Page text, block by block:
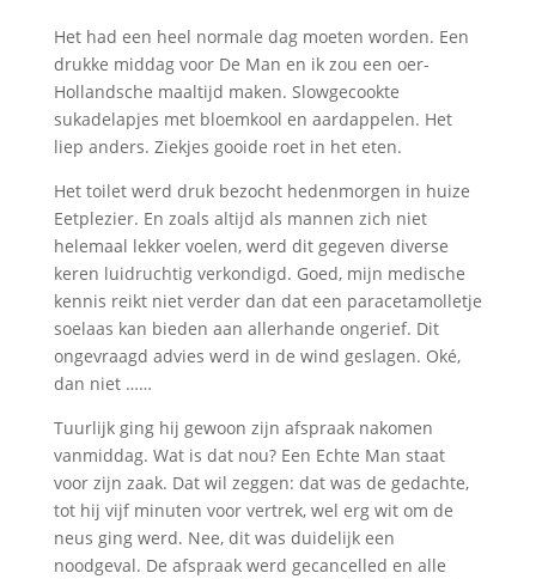
Het had een heel normale dag moeten worden. Een
drukke middag voor De Man en ik zou een oer-
Hollandsche maaltijd maken. Slowgecookte
sukadelapjes met bloemkool en aardappelen. Het
liep anders. Ziekjes gooide roet in het eten.
Het toilet werd druk bezocht hedenmorgen in huize
Eetplezier. En zoals altijd als mannen zich niet
helemaal lekker voelen, werd dit gegeven diverse
keren luidruchtig verkondigd. Goed, mijn medische
kennis reikt niet verder dan dat een paracetamolletje
soelaas kan bieden aan allerhande ongerief. Dit
ongevraagd advies werd in de wind geslagen. Oké,
dan niet ……
Tuurlijk ging hij gewoon zijn afspraak nakomen
vanmiddag. Wat is dat nou? Een Echte Man staat
voor zijn zaak. Dat wil zeggen: dat was de gedachte,
tot hij vijf minuten voor vertrek, wel erg wit om de
neus ging werd. Nee, dit was duidelijk een
noodgeval. De afspraak werd gecancelled en alle